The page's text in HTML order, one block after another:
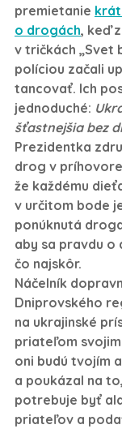
premietanie
o drogách, keď
v tričkách „Svet
políciou začali
tancovať. Ich
jednoduché:
šťastnejšia bez
Prezidentka
drog v
že každému
v určitom bode
ponúknutá
aby sa pravdu o
čo najskôr.
Náčelník
Dniprovského
na ukrajinské
priateľom
oni budú tvojím
a poukázal na
potrebuje byť
priateľov a